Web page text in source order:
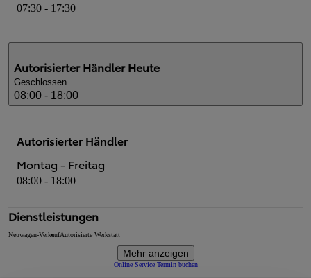
07:30 - 17:30
Autorisierter Händler Heute
Geschlossen
08:00 - 18:00
Autorisierter Händler
Montag - Freitag
08:00 - 18:00
Dienstleistungen
Neuwagen-VerkaufAutorisierte Werkstatt
Mehr anzeigen
Online Service Termin buchen